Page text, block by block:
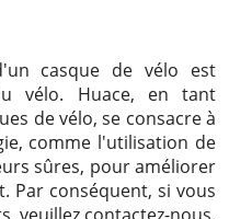
casque de vélo est
vélo. Huace, en tant
de vélo, se consacre à
comme l'utilisation de
sûres, pour améliorer
Par conséquent, si vous
veuillez contactez-nous.